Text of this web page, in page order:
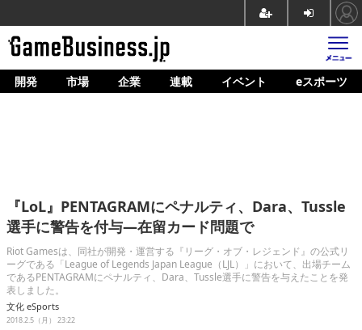
ホーム
企業動向
人材育成
産業政策
連載
開発 市場 企業 連載 イベント eスポーツ
『LoL』PENTAGRAMにペナルティ、Dara、Tussle
選手に警告を付与―在留カード問題で
Riot Gamesは、同社が開発・運営する『リーグ・オブ・レジェンド』の公式リ
ーグである「League of Legends Japan League（LJL）」において、出場チーム
であるPENTAGRAMにペナルティ、Dara、Tussle選手に警告を与えたことを発
表しました。
文化 eSports
2018.2.5（月） 23:22